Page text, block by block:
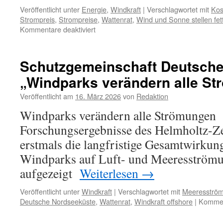
Veröffentlicht unter Energie, Windkraft | Verschlagwortet mit
Strompreis, Strompreise, Wattenrat, Wind und Sonne stellen
Kommentare deaktiviertfür
Vahrenholt:
„Wind
und
Sonne
fette
Rechnungen“
Schutzgemeinschaft
„Windparks verändern alle
Veröffentlicht am 16. März 2026von Redaktion
Windparks verändern alle Strömungen
Forschungsergebnisse des Helmholtz-
erstmals die langfristige
Windparks auf Luft- und
aufgezeigt Weiterlesen →
Veröffentlicht unterWindkraft | Verschlagwortet mit
Deutsche Nordseeküste, Wattenrat, Windkraft offshore |